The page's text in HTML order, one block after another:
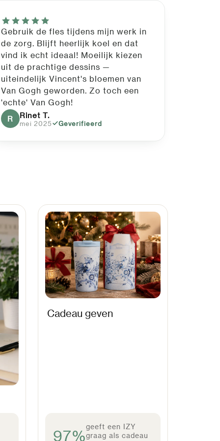
Gebruik de fles tijdens mijn werk in
de zorg. Blijft heerlijk koel en dat
vind ik echt ideaal! Moeilijk kiezen
uit de prachtige dessins —
uiteindelijk Vincent's bloemen van
Van Gogh geworden. Zo toch een
'echte' Van Gogh!
R Rinet T.
mei 2025 Geverifieerd
Cadeau geven
97%geeft een IZY
graag als cadeau